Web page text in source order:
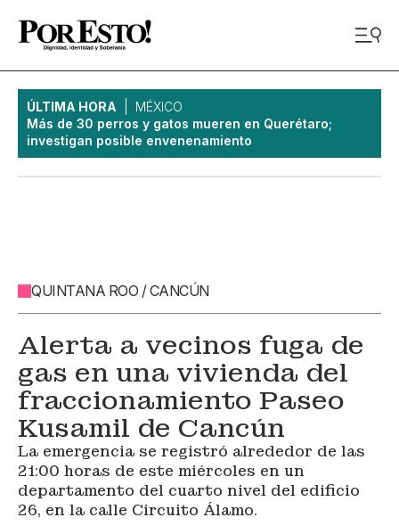
ÚLTIMA HORA
MÉXICO
Más de 30 perros y gatos mueren en Querétaro;
investigan posible envenenamiento
QUINTANA ROO / CANCÚN
Alerta a vecinos fuga de
gas en una vivienda del
fraccionamiento Paseo
Kusamil de Cancún
La emergencia se registró alrededor de las
21:00 horas de este miércoles en un
departamento del cuarto nivel del edificio
26, en la calle Circuito Álamo.